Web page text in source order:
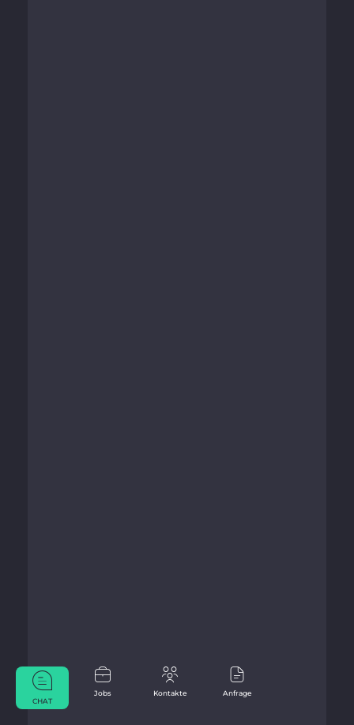
Jobs Kontakte
Anfrage
CHAT